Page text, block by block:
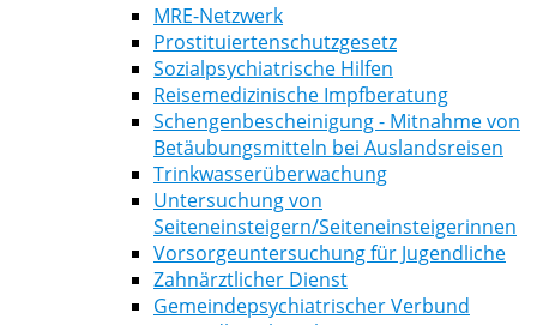
MRE-Netzwerk
Prostituiertenschutzgesetz
Sozialpsychiatrische Hilfen
Reisemedizinische Impfberatung
Schengenbescheinigung - Mitnahme von
Betäubungsmitteln bei Auslandsreisen
Trinkwasserüberwachung
Untersuchung von
Seiteneinsteigern/Seiteneinsteigerinnen
Vorsorgeuntersuchung für Jugendliche
Zahnärztlicher Dienst
Gemeindepsychiatrischer Verbund